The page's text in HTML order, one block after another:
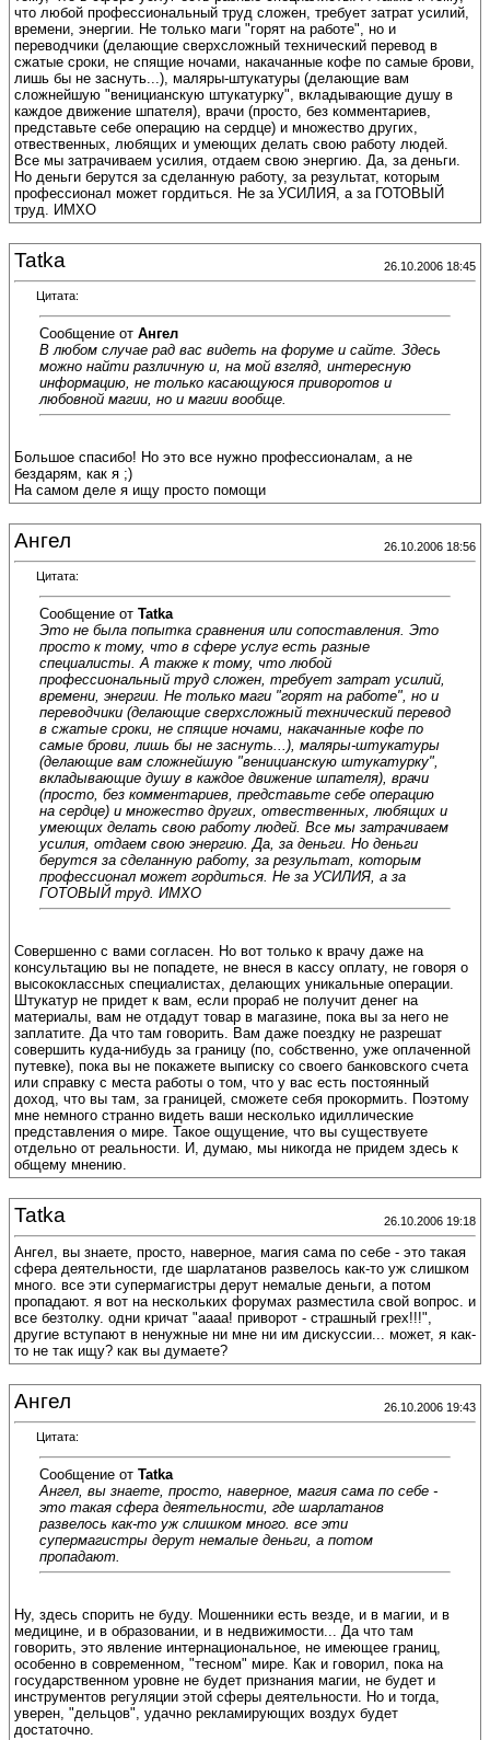
что любой профессиональный труд сложен, требует затрат усилий,
времени, энергии. Не только маги "горят на работе", но и
переводчики (делающие сверхсложный технический перевод в
сжатые сроки, не спящие ночами, накачанные кофе по самые брови,
лишь бы не заснуть...), маляры-штукатуры (делающие вам
сложнейшую "веницианскую штукатурку", вкладывающие душу в
каждое движение шпателя), врачи (просто, без комментариев,
представьте себе операцию на сердце) и множество других,
отвественных, любящих и умеющих делать свою работу людей.
Все мы затрачиваем усилия, отдаем свою энергию. Да, за деньги.
Но деньги берутся за сделанную работу, за результат, которым
профессионал может гордиться. Не за УСИЛИЯ, а за ГОТОВЫЙ
труд. ИМХО
Tatka 26.10.2006 18:45
Цитата:
Сообщение от Ангел
В любом случае рад вас видеть на форуме и сайте. Здесь
можно найти различную и, на мой взгляд, интересную
информацию, не только касающуюся приворотов и
любовной магии, но и магии вообще.
Большое спасибо! Но это все нужно профессионалам, а не
бездарям, как я ;)
На самом деле я ищу просто помощи
Ангел 26.10.2006 18:56
Цитата:
Сообщение от Tatka
Это не была попытка сравнения или сопоставления. Это
просто к тому, что в сфере услуг есть разные
специалисты. А также к тому, что любой
профессиональный труд сложен, требует затрат усилий,
времени, энергии. Не только маги "горят на работе", но и
переводчики (делающие сверхсложный технический перевод
в сжатые сроки, не спящие ночами, накачанные кофе по
самые брови, лишь бы не заснуть...), маляры-штукатуры
(делающие вам сложнейшую "веницианскую штукатурку",
вкладывающие душу в каждое движение шпателя), врачи
(просто, без комментариев, представьте себе операцию
на сердце) и множество других, отвественных, любящих и
умеющих делать свою работу людей. Все мы затрачиваем
усилия, отдаем свою энергию. Да, за деньги. Но деньги
берутся за сделанную работу, за результат, которым
профессионал может гордиться. Не за УСИЛИЯ, а за
ГОТОВЫЙ труд. ИМХО
Совершенно с вами согласен. Но вот только к врачу даже на
консультацию вы не попадете, не внеся в кассу оплату, не говоря о
высококлассных специалистах, делающих уникальные операции.
Штукатур не придет к вам, если прораб не получит денег на
материалы, вам не отдадут товар в магазине, пока вы за него не
заплатите. Да что там говорить. Вам даже поездку не разрешат
совершить куда-нибудь за границу (по, собственно, уже оплаченной
путевке), пока вы не покажете выписку со своего банковского счета
или справку с места работы о том, что у вас есть постоянный
доход, что вы там, за границей, сможете себя прокормить. Поэтому
мне немного странно видеть ваши несколько идиллические
представления о мире. Такое ощущение, что вы существуете
отдельно от реальности. И, думаю, мы никогда не придем здесь к
общему мнению.
Tatka 26.10.2006 19:18
Ангел, вы знаете, просто, наверное, магия сама по себе - это такая
сфера деятельности, где шарлатанов развелось как-то уж слишком
много. все эти супермагистры дерут немалые деньги, а потом
пропадают. я вот на нескольких форумах разместила свой вопрос. и
все безтолку. одни кричат "аааа! приворот - страшный грех!!!",
другие вступают в ненужные ни мне ни им дискуссии... может, я как-
то не так ищу? как вы думаете?
Ангел 26.10.2006 19:43
Цитата:
Сообщение от Tatka
Ангел, вы знаете, просто, наверное, магия сама по себе -
это такая сфера деятельности, где шарлатанов
развелось как-то уж слишком много. все эти
супермагистры дерут немалые деньги, а потом
пропадают.
Ну, здесь спорить не буду. Мошенники есть везде, и в магии, и в
медицине, и в образовании, и в недвижимости... Да что там
говорить, это явление интернациональное, не имеющее границ,
особенно в современном, "тесном" мире. Как и говорил, пока на
государственном уровне не будет признания магии, не будет и
инструментов регуляции этой сферы деятельности. Но и тогда,
уверен, "дельцов", удачно рекламирующих воздух будет
достаточно.